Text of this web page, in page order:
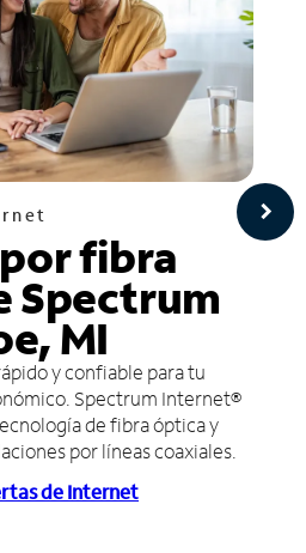
fibra
Spectrum
MI
y confiable para tu
Spectrum Internet®
de fibra óptica y
por líneas coaxiales.
de Internet